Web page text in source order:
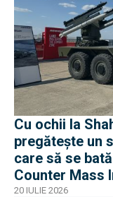
Cu ochii la
pregătește un
care să se
Counter Mass
20 IULIE 2026